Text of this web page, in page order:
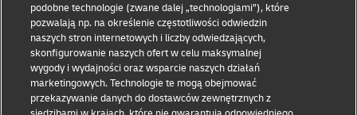
Zasady użytkowania
Oświadczenie o prywatności
Ułatwienia dostępu
Informacje dodatkowe
podobne technologie (zwane dalej „technologiami”), które
pozwalają np. na określenie częstotliwości odwiedzin
naszych stron internetowych i liczby odwiedzających,
skonfigurowanie naszych ofert w celu maksymalnej
wygody i wydajności oraz wsparcie naszych działań
marketingowych. Technologie te mogą obejmować
przekazywanie danych do dostawców zewnętrznych z